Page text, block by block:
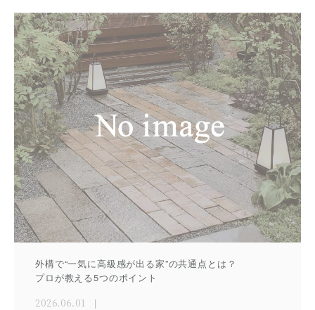
外構で“一気に高級感が出る家”の共通点とは？
プロが教える5つのポイント
2026.06.01